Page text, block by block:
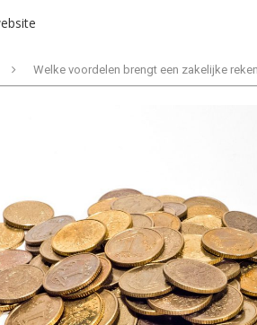
Welke voordelen brengt een zakelijke